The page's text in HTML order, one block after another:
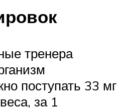
тренера
поступать 33 мг
за 1